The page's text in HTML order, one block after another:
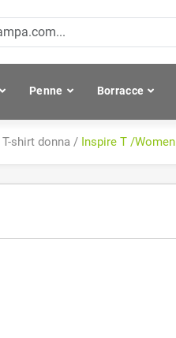
Penne Borracce
T-shirt donna / Inspire T /Women